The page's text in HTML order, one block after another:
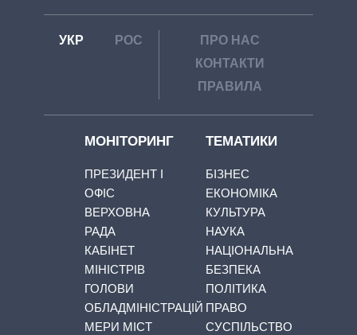
УКР РОС
ПРО НАС
КОНТАКТИ
ПРАВИЛА
МОНІТОРИНГ
ПРЕЗИДЕНТ І
ОФІС
ВЕРХОВНА
РАДА
КАБІНЕТ
МІНІСТРІВ
ГОЛОВИ
ОБЛАДМІНІСТРАЦІЙ
МЕРИ МІСТ
ТЕМАТИКИ
БІЗНЕС
ЕКОНОМІКА
КУЛЬТУРА
НАУКА
НАЦІОНАЛЬНА
БЕЗПЕКА
ПОЛІТИКА
ПРАВО
СУСПІЛЬСТВО